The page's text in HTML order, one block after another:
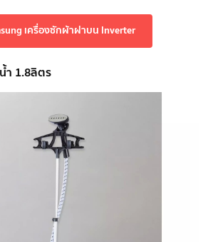
เครื่องซักผ้าฝาบน Inverter
ำ 1.8ลิตร